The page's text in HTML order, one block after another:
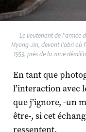
Le lieutenant de l'armée
Myong-Jin, devant l'abri où
1953, près de la zone
En tant que
l’interaction avec
que j’ignore, -un
être-, si cet
ressentent.